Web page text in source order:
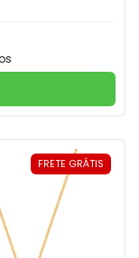
FRETE GRÁTIS